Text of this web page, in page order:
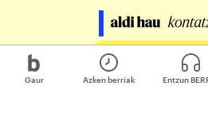
Gaur Azken berriak Entzun
Egin zure